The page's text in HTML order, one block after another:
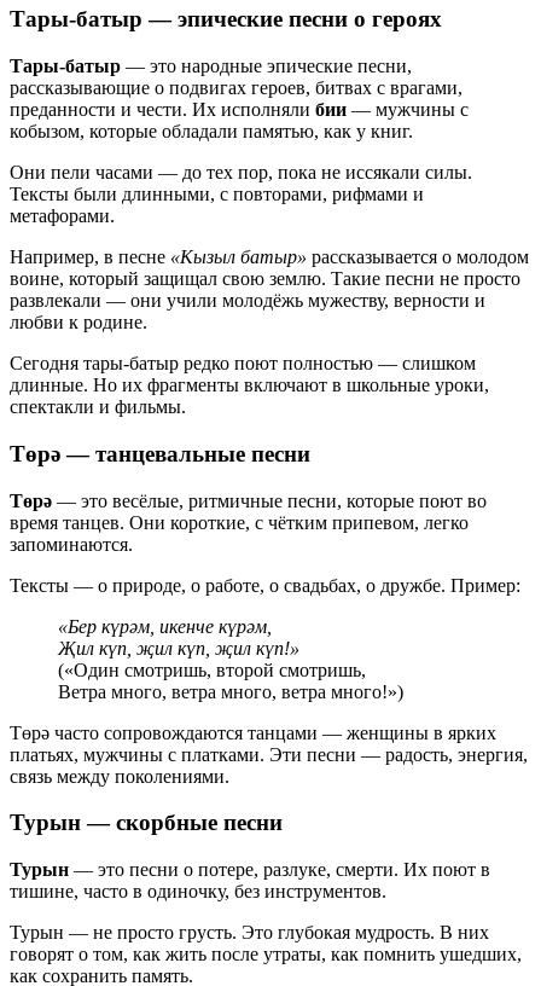
Тары-батыр — эпические песни о героях
Тары-батыр — это народные эпические песни,
рассказывающие о подвигах героев, битвах с врагами,
преданности и чести. Их исполняли бии — мужчины с
кобызом, которые обладали памятью, как у книг.
Они пели часами — до тех пор, пока не иссякали силы.
Тексты были длинными, с повторами, рифмами и
метафорами.
Например, в песне «Кызыл батыр» рассказывается о молодом
воине, который защищал свою землю. Такие песни не просто
развлекали — они учили молодёжь мужеству, верности и
любви к родине.
Сегодня тары-батыр редко поют полностью — слишком
длинные. Но их фрагменты включают в школьные уроки,
спектакли и фильмы.
Төрә— танцевальные песни
Төрә — это весёлые, ритмичные песни, которые поют во
время танцев. Они короткие, с чётким припевом, легко
запоминаются.
Тексты — о природе, о работе, о свадьбах, о дружбе. Пример:
«Бер күрәм, икенче күрәм,
Җил күп, җил күп, җил күп!»
(«Один смотришь, второй смотришь,
Ветра много, ветра много, ветра много!»)
Төрә часто сопровождаются танцами — женщины в ярких
платьях, мужчины с платками. Эти песни — радость, энергия,
связь между поколениями.
Турын— скорбные песни
Турын — это песни о потере, разлуке, смерти. Их поют в
тишине, часто в одиночку, без инструментов.
Турын — не просто грусть. Это глубокая мудрость. В них
говорят о том, как жить после утраты, как помнить ушедших,
как сохранить память.